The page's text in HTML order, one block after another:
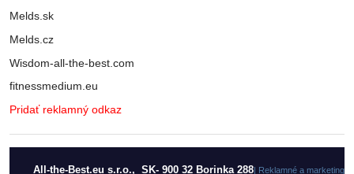
Melds.sk
Melds.cz
Wisdom-all-the-best.com
fitnessmedium.eu
Pridať reklamný odkaz
All-the-Best.eu s.r.o., SK- 900 32 Borinka 288 | Reklamné a